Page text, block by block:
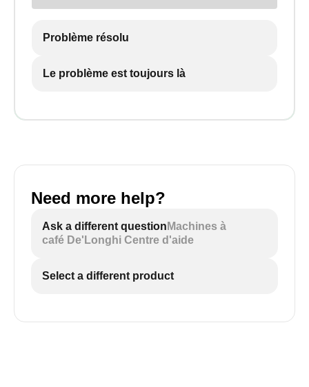
Problème résolu
Le problème est toujours là
Need more help?
Ask a different question Machines à
café De'Longhi Centre d'aide
Select a different product